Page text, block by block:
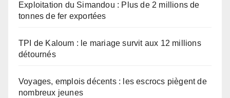
Exploitation du Simandou : Plus de 2 millions de
tonnes de fer exportées
TPI de Kaloum : le mariage survit aux 12 millions
détournés
Voyages, emplois décents : les escrocs piègent de
nombreux jeunes